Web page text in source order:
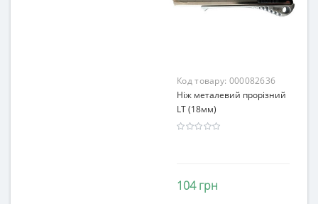
Код товару: 000082636
Ніж металевий прорізний
LT (18мм)
104 грн